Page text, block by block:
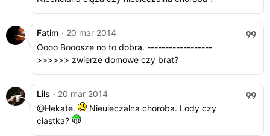
Fatim · 20 mar 2014
Oooo Booosze no to dobra. ------------------
>>>>>> zwierze domowe czy brat?
Lils · 20 mar 2014
@Hekate.
Nieuleczalna choroba. Lody czy
ciastka?